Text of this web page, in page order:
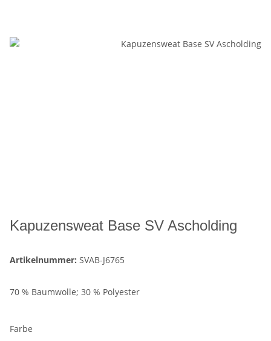
Kapuzensweat Base SV Ascholding
Artikelnummer: SVAB-J6765
70 % Baumwolle; 30 % Polyester
Farbe